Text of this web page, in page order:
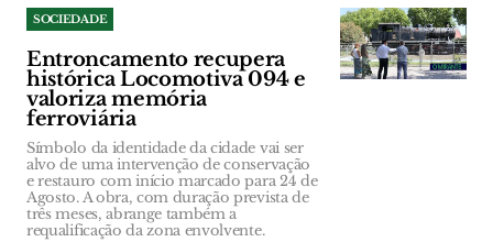
SOCIEDADE
Entroncamento recupera
histórica Locomotiva 094 e
valoriza memória
ferroviária
Símbolo da identidade da cidade vai ser
alvo de uma intervenção de conservação
e restauro com início marcado para 24 de
Agosto. A obra, com duração prevista de
três meses, abrange também a
requalificação da zona envolvente.